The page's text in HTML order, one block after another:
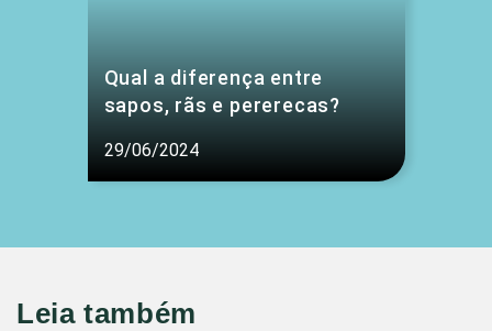
Qual a diferença entre
sapos, rãs e pererecas?
29/06/2024
Leia também